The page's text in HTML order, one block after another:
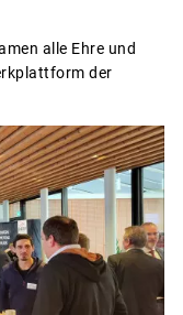
alle Ehre und
der